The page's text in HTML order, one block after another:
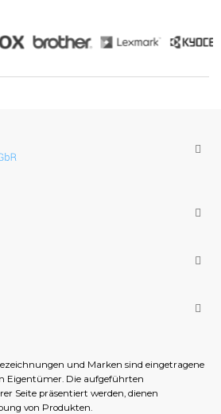
und Marken sind eingetragene
Eigentümer. Die aufgeführten
Seite präsentiert werden, dienen
von Produkten.